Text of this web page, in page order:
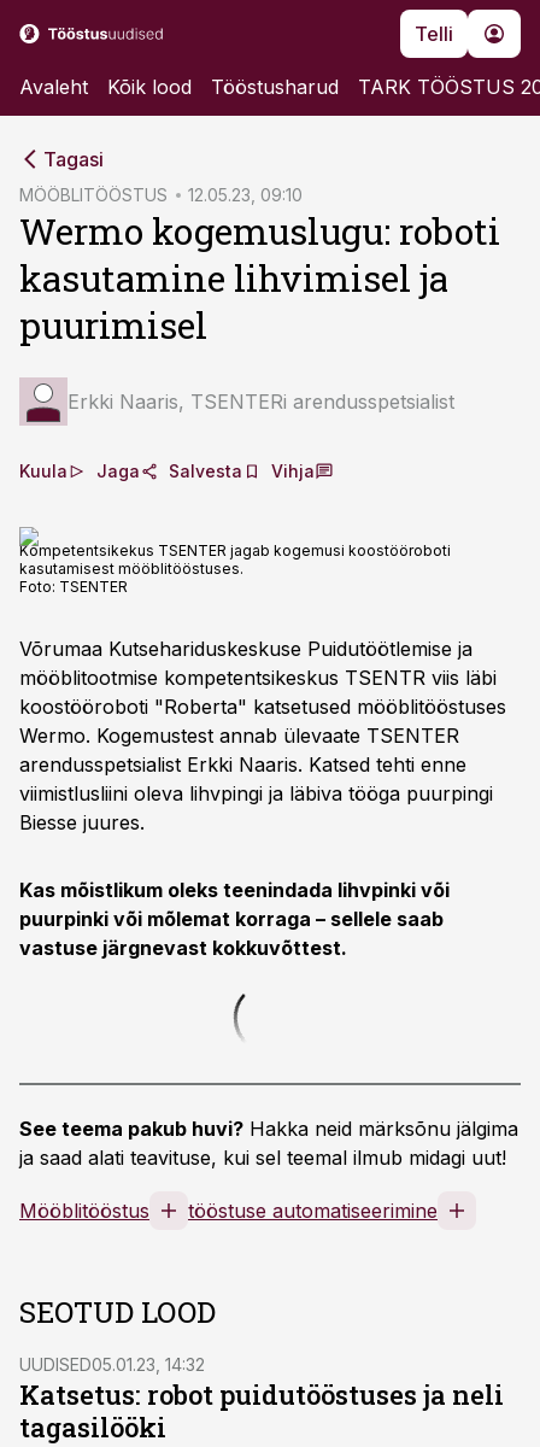
Telli
Avaleht Kõik lood Tööstusharud TARK TÖÖSTUS
Tagasi
MÖÖBLITÖÖSTUS 12.05.23, 09:10
Wermo kogemuslugu: roboti
kasutamine lihvimisel ja
puurimisel
Erkki Naaris, TSENTERi arendusspetsialist
Kuula Jaga Salvesta Vihja
Kompetentsikekus TSENTER jagab kogemusi koostööroboti
kasutamisest mööblitööstuses.
Foto: TSENTER
Võrumaa Kutsehariduskeskuse Puidutöötlemise ja
mööblitootmise kompetentsikeskus TSENTR viis läbi
koostööroboti "Roberta" katsetused mööblitööstuses
Wermo. Kogemustest annab ülevaate TSENTER
arendusspetsialist Erkki Naaris. Katsed tehti enne
viimistlusliini oleva lihvpingi ja läbiva tööga puurpingi
Biesse juures.
Kas mõistlikum oleks teenindada lihvpinki või
puurpinki või mõlemat korraga – sellele saab
vastuse järgnevast kokkuvõttest.
See teema pakub huvi? Hakka neid märksõnu jälgima
ja saad alati teavituse, kui sel teemal ilmub midagi uut!
Mööblitööstus tööstuse automatiseerimine
SEOTUD LOOD
UUDISED05.01.23, 14:32
Katsetus: robot puidutööstuses ja neli
tagasilööki